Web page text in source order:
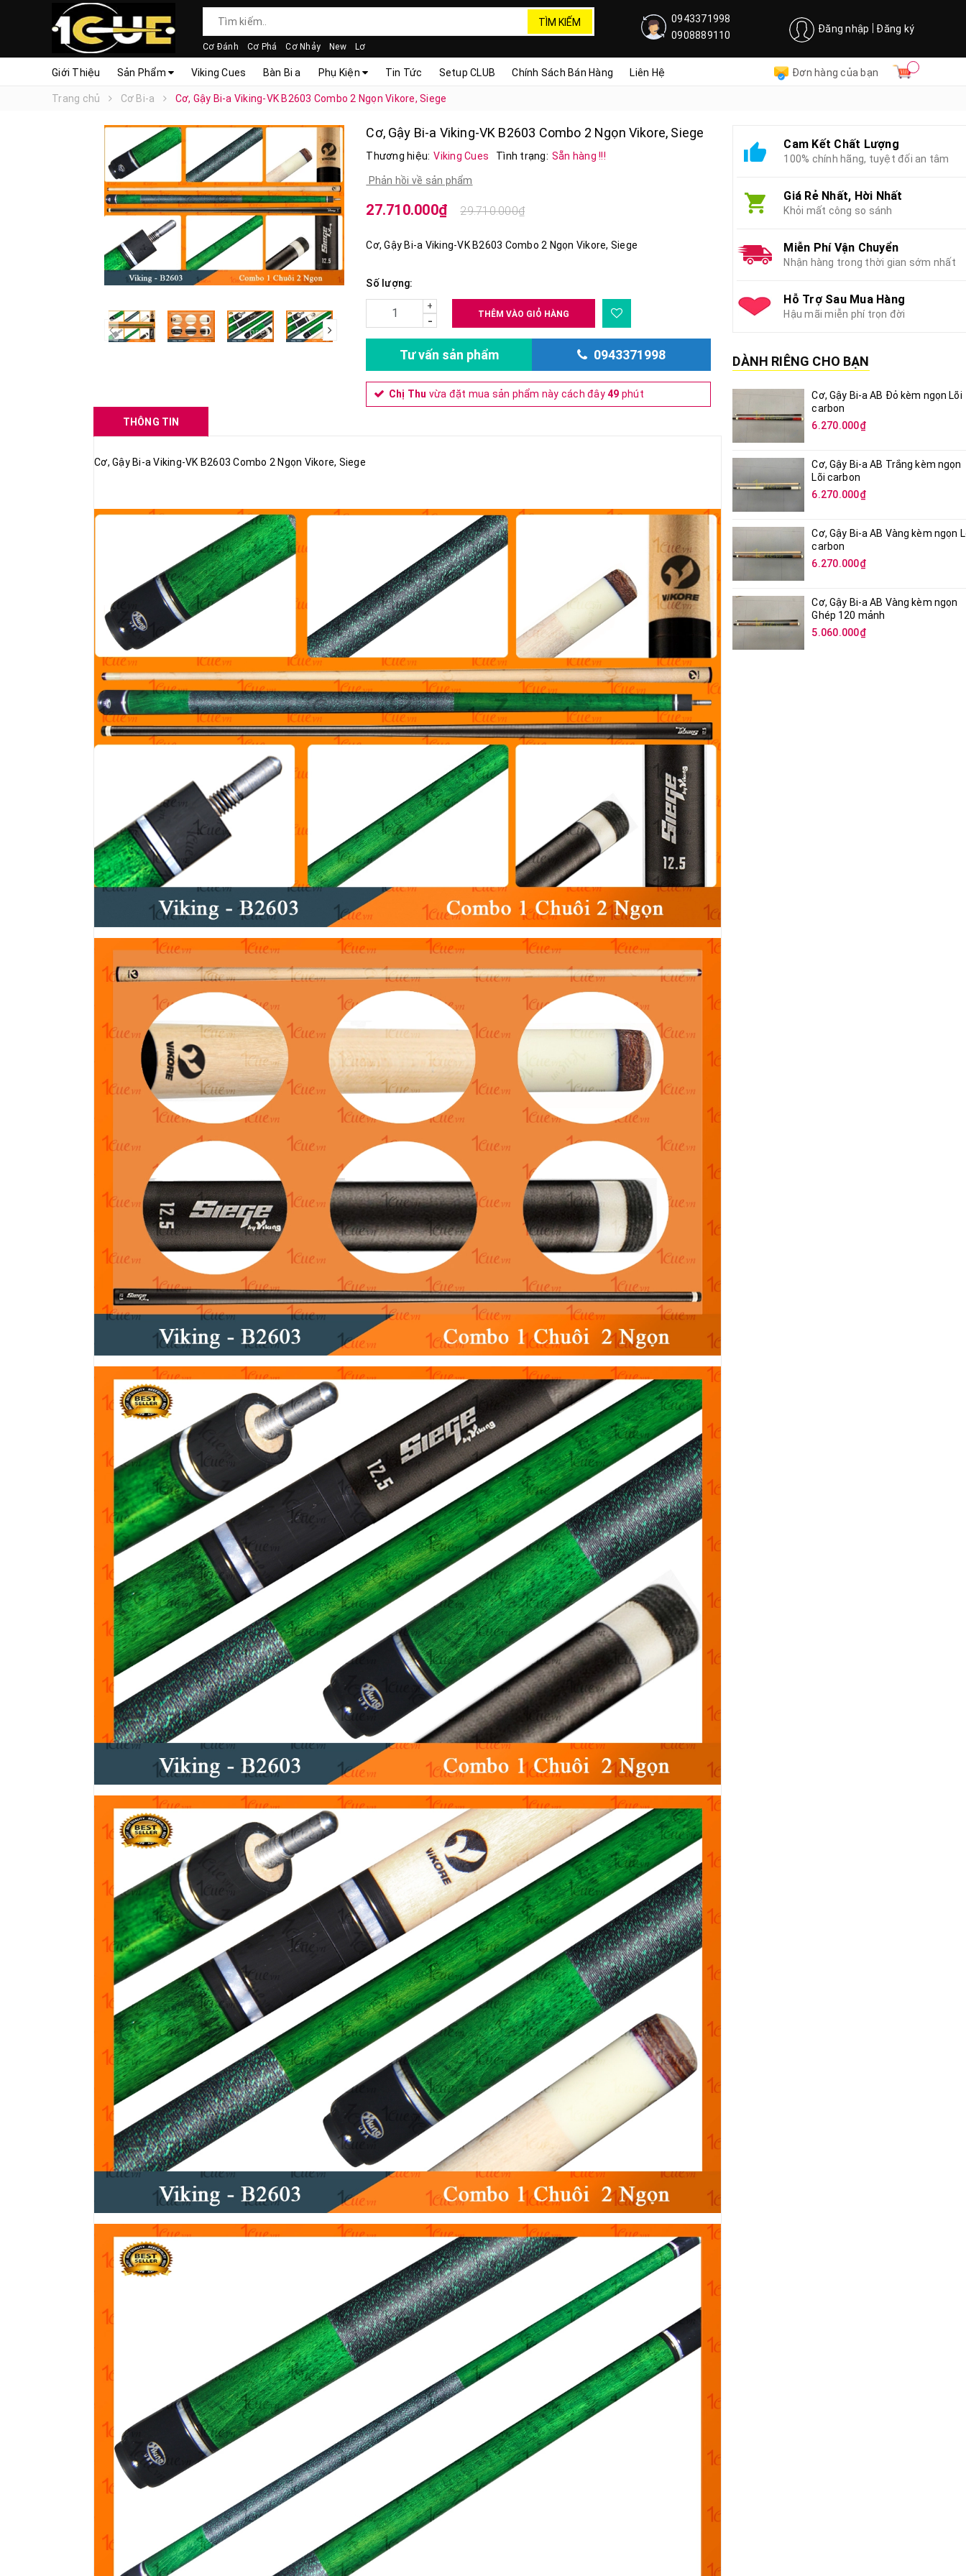
TÌM KIẾM
Cơ Đánh Cơ Phá Cơ Nhảy New Lơ
Đăng nhập Đăng ký
0943371998
0908889110
Giới Thiệu Sản Phẩm Viking Cues Bàn Bi a Phụ Kiện Tin Tức Setup CLUB Chính Sách Bán Hàng Liên Hệ Đơn hàng của bạn
Trang chủ Cơ Bi-a Cơ, Gậy Bi-a Viking-VK B2603 Combo 2 Ngọn Vikore, Siege
prev
Cơ, Gậy Bi-a Viking-VK B2603 Combo 2 Ngọn Vikore, Siege
Thương hiệu: Viking Cues Tình trạng: Sẵn hàng !!!
Phản hồi về sản phẩm
27.710.000₫ 29.710.000₫
Cơ, Gậy Bi-a Viking-VK B2603 Combo 2 Ngọn Vikore, Siege
Số lượng:
+
- THÊM VÀO GIỎ HÀNG
Tư vấn sản phẩm 0943371998
Chị Thu vừa đặt mua sản phẩm này cách đây49 phút
THÔNG TIN
Cơ, Gậy Bi-a Viking-VK B2603 Combo 2 Ngọn Vikore, Siege
Cam Kết Chất Lượng
100% chính hãng, tuyệt đối an tâm
Giá Rẻ Nhất, Hời Nhất
Khỏi mất công so sánh
Miễn Phí Vận Chuyển
Nhận hàng trong thời gian sớm nhất
Hỗ Trợ Sau Mua Hàng
Hậu mãi miễn phí trọn đời
DÀNH RIÊNG CHO BẠN
Cơ, Gậy Bi-a AB Đỏ kèm ngọn Lõi
carbon
6.270.000₫
Cơ, Gậy Bi-a AB Trắng kèm ngọn
Lõi carbon
6.270.000₫
Cơ, Gậy Bi-a AB Vàng kèm ngọn
carbon
6.270.000₫
Cơ, Gậy Bi-a AB Vàng kèm ngọn
Ghép 120 mảnh
5.060.000₫